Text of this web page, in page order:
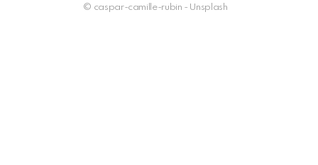
© caspar-camille-rubin - Unsplash